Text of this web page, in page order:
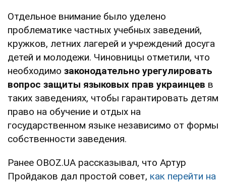
Отдельное внимание было уделено
проблематике частных учебных заведений,
кружков, летних лагерей и учреждений досуга
детей и молодежи. Чиновницы отметили, что
необходимо законодательно урегулировать
вопрос защиты языковых прав украинцев в
таких заведениях, чтобы гарантировать детям
право на обучение и отдых на
государственном языке независимо от формы
собственности заведения.
Ранее OBOZ.UA рассказывал, что Артур
Пройдаков дал простой совет, как перейти на